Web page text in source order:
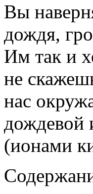
Вы
дождя,
Им так и
не
нас
дождевой
(ионами